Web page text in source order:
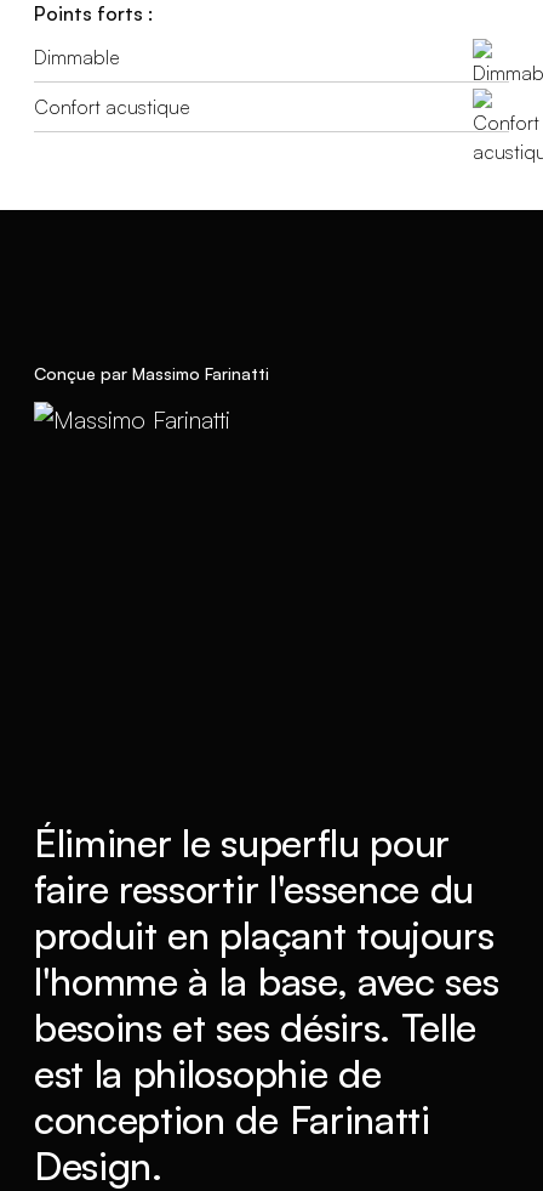
Points forts :
Dimmable
Confort acustique
Conçue par Massimo Farinatti
Éliminer le superflu pour
faire ressortir l'essence du
produit en plaçant toujours
l'homme à la base, avec ses
besoins et ses désirs. Telle
est la philosophie de
conception de Farinatti
Design.